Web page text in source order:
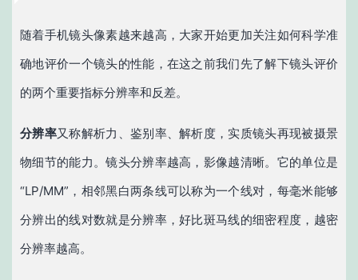
随着手机镜头像素越来越高，大家开始更加关注如何科学准
确地评价一个镜头的性能，在这之前我们先了解下镜头评价
的两个重要指标分辨率和反差。
分辨率又称解析力、鉴别率、解析度，实质镜头再现被摄景
物细节的能力。镜头分辨率越高，影像越清晰。它的单位是
“LP/MM”，相邻黑白两条线可以称为一个线对，每毫米能够
分辨出的线对数就是分辨率，好比斑马线的细密程度，越密
分辨率越高。